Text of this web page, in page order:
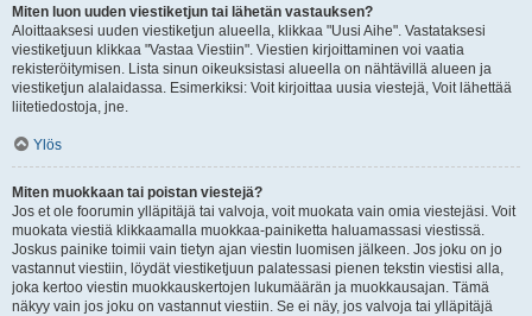
Miten luon uuden viestiketjun tai lähetän vastauksen?
Aloittaaksesi uuden viestiketjun alueella, klikkaa "Uusi Aihe". Vastataksesi
viestiketjuun klikkaa "Vastaa Viestiin". Viestien kirjoittaminen voi vaatia
rekisteröitymisen. Lista sinun oikeuksistasi alueella on nähtävillä alueen ja
viestiketjun alalaidassa. Esimerkiksi: Voit kirjoittaa uusia viestejä, Voit lähettää
liitetiedostoja, jne.
Ylös
Miten muokkaan tai poistan viestejä?
Jos et ole foorumin ylläpitäjä tai valvoja, voit muokata vain omia viestejäsi. Voit
muokata viestiä klikkaamalla muokkaa-painiketta haluamassasi viestissä.
Joskus painike toimii vain tietyn ajan viestin luomisen jälkeen. Jos joku on jo
vastannut viestiin, löydät viestiketjuun palatessasi pienen tekstin viestisi alla,
joka kertoo viestin muokkauskertojen lukumäärän ja muokkausajan. Tämä
näkyy vain jos joku on vastannut viestiin. Se ei näy, jos valvoja tai ylläpitäjä